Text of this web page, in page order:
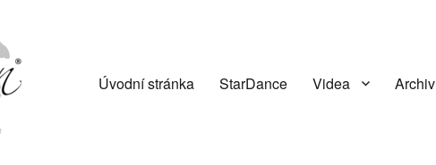
Úvodní stránka StarDance Videa Archiv